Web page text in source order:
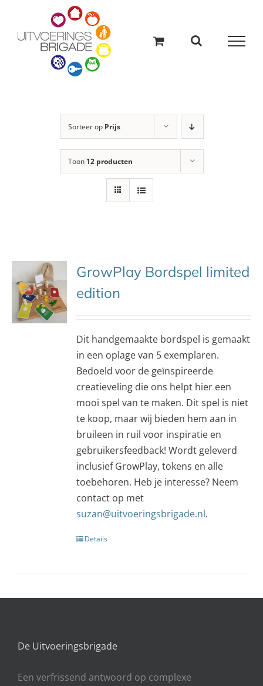
inhoud
Sorteer op Prijs
Toon 12 producten
GrowPlay Bordspel limited
edition
Dit handgemaakte bordspel is gemaakt
in een oplage van 5 exemplaren.
Bedoeld voor de geïnspireerde
creatieveling die ons helpt hier een
mooi spel van te maken. Dit spel is niet
te koop, maar wij bieden hem aan in
bruileen in ruil voor inspiratie en
gebruikersfeedback! Wordt geleverd
inclusief GrowPlay, tokens en alle
toebehoren. Heb je interesse? Neem
contact op met
suzan@uitvoeringsbrigade.nl.
Details
De Uitvoeringsbrigade
Een verfrissend antwoord op complexe